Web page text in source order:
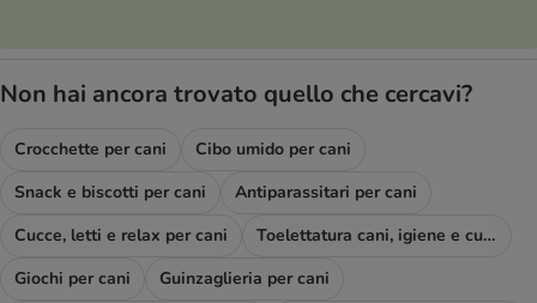
Non hai ancora trovato quello che cercavi?
Crocchette per cani
Cibo umido per cani
Snack e biscotti per cani
Antiparassitari per cani
Cucce, letti e relax per cani
Toelettatura cani, igiene e cura
Giochi per cani
Guinzaglieria per cani